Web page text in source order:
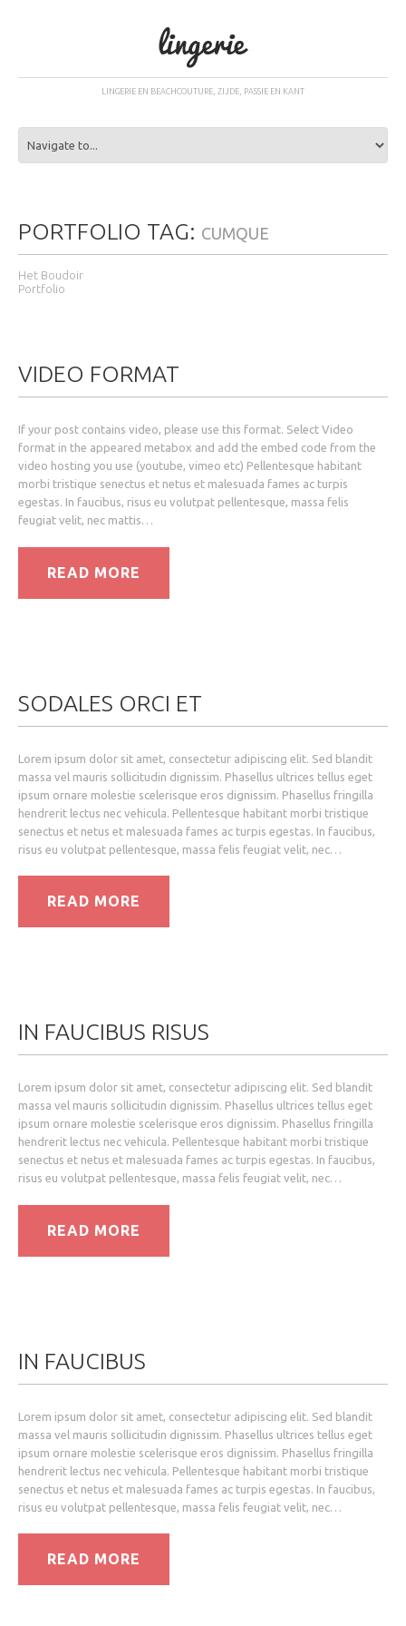
LINGERIE EN BEACHCOUTURE, ZIJDE, PASSIE EN KANT
PORTFOLIO TAG: CUMQUE
Het Boudoir
Portfolio
VIDEO FORMAT
If your post contains video, please use this format. Select Video
format in the appeared metabox and add the embed code from the
video hosting you use (youtube, vimeo etc) Pellentesque habitant
morbi tristique senectus et netus et malesuada fames ac turpis
egestas. In faucibus, risus eu volutpat pellentesque, massa felis
feugiat velit, nec mattis…
READ MORE
SODALES ORCI ET
Lorem ipsum dolor sit amet, consectetur adipiscing elit. Sed blandit
massa vel mauris sollicitudin dignissim. Phasellus ultrices tellus eget
ipsum ornare molestie scelerisque eros dignissim. Phasellus fringilla
hendrerit lectus nec vehicula. Pellentesque habitant morbi tristique
senectus et netus et malesuada fames ac turpis egestas. In faucibus,
risus eu volutpat pellentesque, massa felis feugiat velit, nec…
READ MORE
IN FAUCIBUS RISUS
Lorem ipsum dolor sit amet, consectetur adipiscing elit. Sed blandit
massa vel mauris sollicitudin dignissim. Phasellus ultrices tellus eget
ipsum ornare molestie scelerisque eros dignissim. Phasellus fringilla
hendrerit lectus nec vehicula. Pellentesque habitant morbi tristique
senectus et netus et malesuada fames ac turpis egestas. In faucibus,
risus eu volutpat pellentesque, massa felis feugiat velit, nec…
READ MORE
IN FAUCIBUS
Lorem ipsum dolor sit amet, consectetur adipiscing elit. Sed blandit
massa vel mauris sollicitudin dignissim. Phasellus ultrices tellus eget
ipsum ornare molestie scelerisque eros dignissim. Phasellus fringilla
hendrerit lectus nec vehicula. Pellentesque habitant morbi tristique
senectus et netus et malesuada fames ac turpis egestas. In faucibus,
risus eu volutpat pellentesque, massa felis feugiat velit, nec…
READ MORE